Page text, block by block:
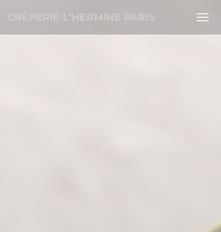
CRÊPERIE L'HERMINE PARIS